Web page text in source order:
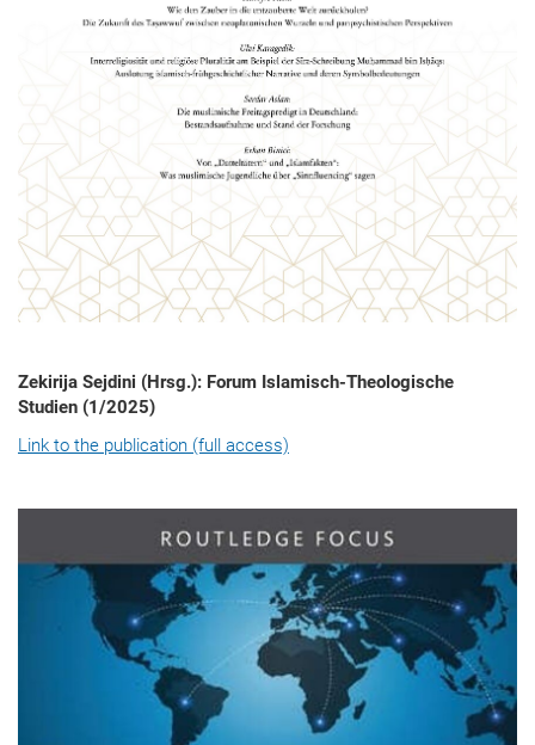
Zekirija Sejdini (Hrsg.): Forum Islamisch-Theologische
Studien (1/2025)
Link to the publication (full access)